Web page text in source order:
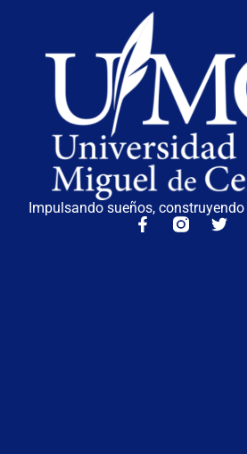
Impulsando sueños,